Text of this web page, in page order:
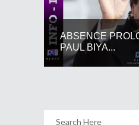
ABSENCE
PAUL BIYA...